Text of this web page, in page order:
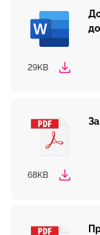
29KB
68KB